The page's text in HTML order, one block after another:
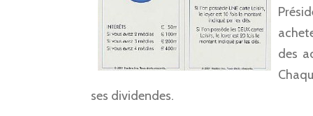
des
ses dividendes.